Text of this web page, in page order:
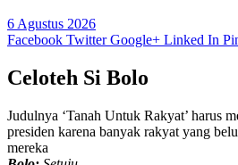
6 Agustus 2026
Facebook Twitter Google+ Linked In
Celoteh Si Bolo
Judulnya ‘Tanah Untuk Rakyat’ harus
presiden karena banyak rakyat yang
mereka